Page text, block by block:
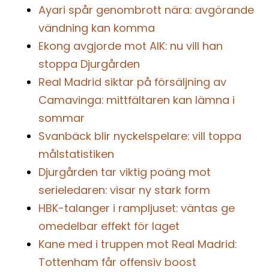
Ayari spår genombrott nära: avgörande
vändning kan komma
Ekong avgjorde mot AIK: nu vill han
stoppa Djurgården
Real Madrid siktar på försäljning av
Camavinga: mittfältaren kan lämna i
sommar
Svanbäck blir nyckelspelare: vill toppa
målstatistiken
Djurgården tar viktig poäng mot
serieledaren: visar ny stark form
HBK-talanger i rampljuset: väntas ge
omedelbar effekt för laget
Kane med i truppen mot Real Madrid:
Tottenham får offensiv boost